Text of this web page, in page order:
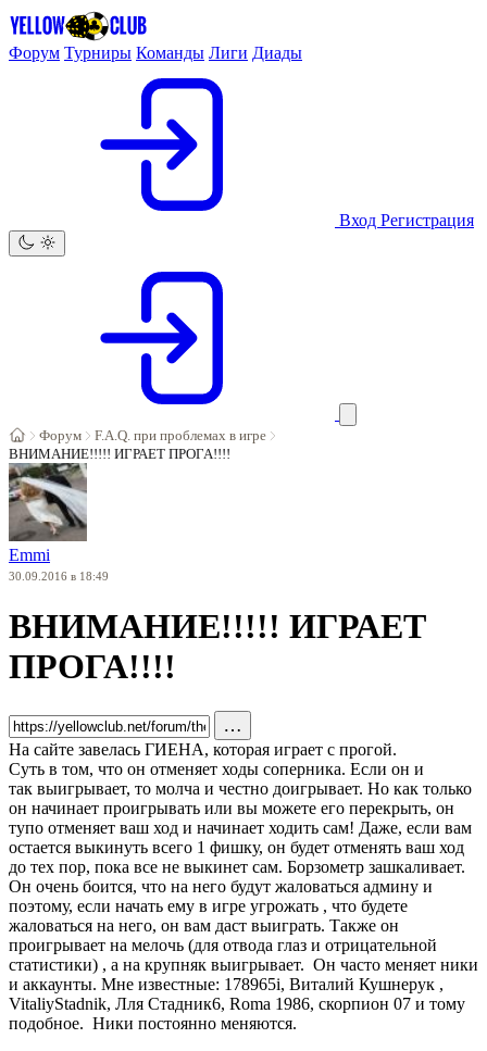
Форум Турниры Команды Лиги Диады
Вход Регистрация
Форум
F.A.Q. при проблемах в игре
ВНИМАНИЕ!!!!! ИГРАЕТ ПРОГА!!!!
Emmi
30.09.2016 в 18:49
ВНИМАНИЕ!!!!! ИГРАЕТ
ПРОГА!!!!
…
На сайте завелась ГИЕНА, которая играет с прогой.
Суть в том, что он отменяет ходы соперника. Если он и
так выигрывает, то молча и честно доигрывает. Но как только
он начинает проигрывать или вы можете его перекрыть, он
тупо отменяет ваш ход и начинает ходить сам! Даже, если вам
остается выкинуть всего 1 фишку, он будет отменять ваш ход
до тех пор, пока все не выкинет сам. Борзометр зашкаливает.
Он очень боится, что на него будут жаловаться админу и
поэтому, если начать ему в игре угрожать , что будете
жаловаться на него, он вам даст выиграть. Также он
проигрывает на мелочь (для отвода глаз и отрицательной
статистики) , а на крупняк выигрывает. Он часто меняет ники
и аккаунты. Мне известные: 178965i, Виталий Кушнерук ,
VitaliyStadnik, Лля Стадник6, Roma 1986, скорпион 07 и тому
подобное. Ники постоянно меняются.